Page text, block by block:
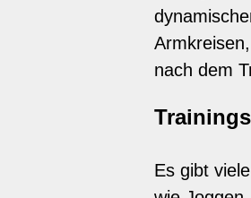
nach dem
Es gibt